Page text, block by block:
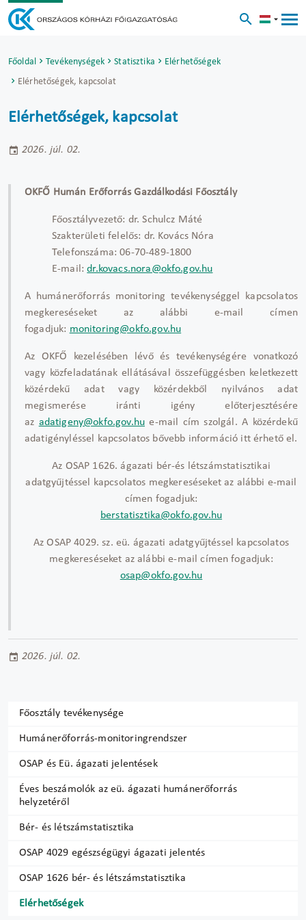
Főoldal Tevékenységek Statisztika
Elérhetőségek
Elérhetőségek, kapcsolat
Főosztály tevékenysége
Humánerőforrás-monitoringrendszer
OSAP és Eü. ágazati jelentések
Éves beszámolók az eü. ágazati humánerőforrás
helyzetéről
Bér- és létszámstatisztika
OSAP 4029 egészségügyi ágazati jelentés
OSAP 1626 bér- és létszámstatisztika
Elérhetőségek
Elérhetőségek, kapcsolat
2026. júl. 02.
OKFŐ Humán Erőforrás Gazdálkodási Főosztály
Főosztályvezető: dr. Schulcz Máté
Szakterületi felelős: dr. Kovács Nóra
Telefonszáma: 06-70-489-1800
E-mail: dr.kovacs.nora@okfo.gov.hu
A humánerőforrás monitoring tevékenységgel kapcsolatos
megkereséseket az alábbi e-mail címen
fogadjuk: monitoring@okfo.gov.hu
Az OKFŐ kezelésében lévő és tevékenységére vonatkozó
vagy közfeladatának ellátásával összefüggésben keletkezett
közérdekű adat vagy közérdekből nyilvános adat
megismerése iránti igény előterjesztésére
az adatigeny@okfo.gov.hu e-mail cím szolgál. A közérdekű
adatigényléssel kapcsolatos bővebb információ itt érhető el.
Az OSAP 1626. ágazati bér-és létszámstatisztikai
adatgyűjtéssel kapcsolatos megkereséseket az alábbi e-mail
címen fogadjuk:
berstatisztika@okfo.gov.hu
Az OSAP 4029. sz. eü. ágazati adatgyűjtéssel kapcsolatos
megkereséseket az alábbi e-mail címen fogadjuk:
osap@okfo.gov.hu
2026. júl. 02.